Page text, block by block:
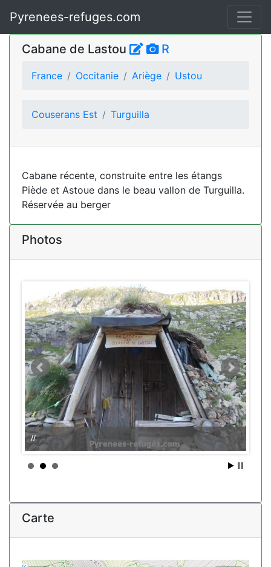
Pyrenees-refuges.com
Cabane de Lastou R
France Occitanie Ariège Ustou
Couserans Est Turguilla
Cabane récente, construite entre les étangs
Piède et Astoue dans le beau vallon de Turguilla.
Réservée au berger
Photos
//
Carte